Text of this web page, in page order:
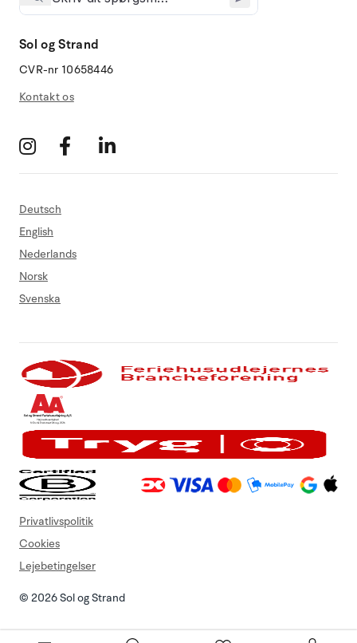
Sol og Strand
CVR-nr 10658446
Kontakt os
Deutsch
English
Nederlands
Norsk
Svenska
© 2026 Sol og Strand
Privatlivspolitik
Cookies
Lejebetingelser